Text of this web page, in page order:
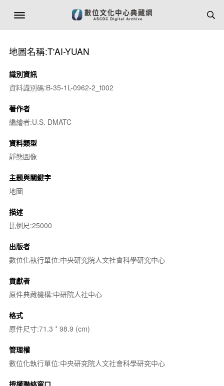
地圖名稱:T'AI-YUAN
識別資訊
資料識別碼:B-35-1L-0962-2_t002
著作者
編繪者:U.S. DMATC
資料類型
靜態圖像
主題與關鍵字
地圖
描述
比例尺:25000
出版者
數位化執行單位:中央研究院人文社會科學研究中心
貢獻者
原件典藏機構:中研院人社中心
格式
原件尺寸:71.3 * 98.9 (cm)
管理權
數位化執行單位:中央研究院人文社會科學研究中心
授權聯絡窗口